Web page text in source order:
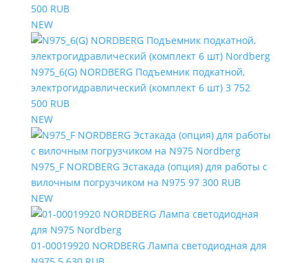
500 RUB
NEW
N975_6(G) NORDBERG Подъемник подкатной,
электрогидравлический (комплект 6 шт) 3 752
500 RUB
NEW
N975_F NORDBERG Эстакада (опция) для работы с
вилочным погрузчиком на N975 97 300 RUB
NEW
01-00019920 NORDBERG Лампа светодиодная для